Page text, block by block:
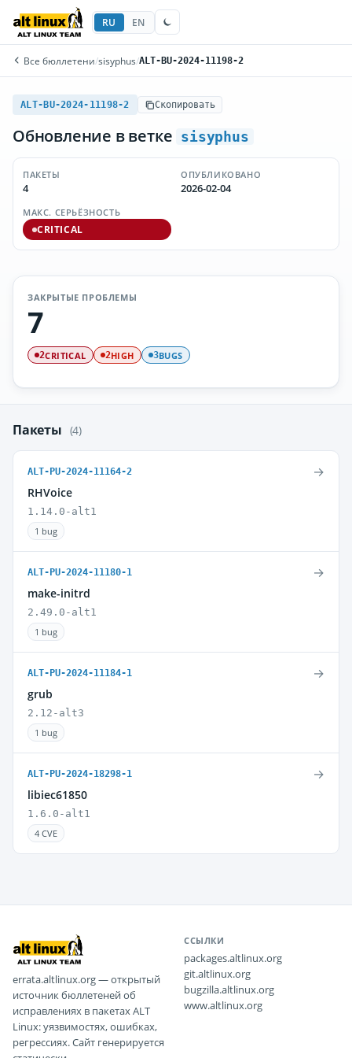
RU EN
Все бюллетени/sisyphus/ALT-BU-2024-11198-2
ALT-BU-2024-11198-2 Скопировать
Обновление в ветке sisyphus
ПАКЕТЫ
4
ОПУБЛИКОВАНО
2026-02-04
МАКС. СЕРЬЁЗНОСТЬ
CRITICAL
ЗАКРЫТЫЕ ПРОБЛЕМЫ
7
2CRITICAL 2HIGH 3BUGS
Пакеты (4)
ALT-PU-2024-11164-2
RHVoice
1.14.0-alt1
1 bug
→
ALT-PU-2024-11180-1
make-initrd
2.49.0-alt1
1 bug
→
ALT-PU-2024-11184-1
grub
2.12-alt3
1 bug
→
ALT-PU-2024-18298-1
libiec61850
1.6.0-alt1
4 CVE
→
errata.altlinux.org — открытый
источник бюллетеней об
исправлениях в пакетах ALT
Linux: уязвимостях, ошибках,
регрессиях. Сайт генерируется
ССЫЛКИ
packages.altlinux.org
git.altlinux.org
bugzilla.altlinux.org
www.altlinux.org